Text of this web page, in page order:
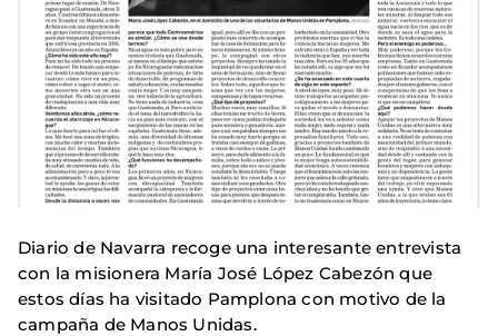
Diario de Navarra recoge una interesante entrevista
con la misionera María José López Cabezón que
estos días ha visitado Pamplona con motivo de la
campaña de Manos Unidas.